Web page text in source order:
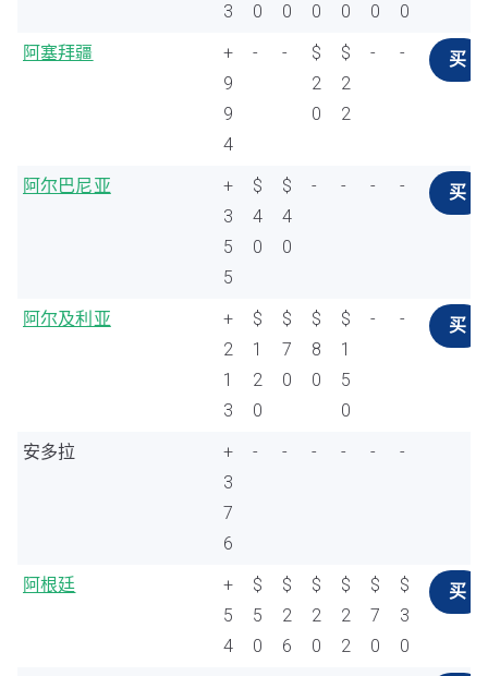
3
0
0
0
0
0
0
阿塞拜疆
+
9
9
4
- -
$
2
0
$
2
2
- - 买
阿尔巴尼亚
+
3
5
5
$
4
0
$
4
0
- - - - 买
阿尔及利亚
+
2
1
3
$
1
2
0
$
7
0
$
8
0
$
1
5
0
- - 买
安多拉
+
3
7
6
- - - - - -
阿根廷
+
5
4
$
5
0
$
2
6
$
2
0
$
2
2
$
7
0
$
3
0
买